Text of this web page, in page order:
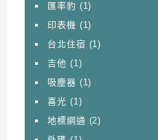
匯率豹 (1)
印表機 (1)
台北住宿 (1)
吉他 (1)
吸塵器 (1)
喜光 (1)
地標網通 (2)